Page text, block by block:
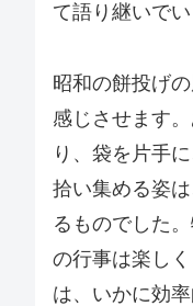
て語り継いでい
昭和の餅投げ
感じさせます
り、袋を片手
拾い集める姿
るものでした
の行事は楽し
は、いかに効